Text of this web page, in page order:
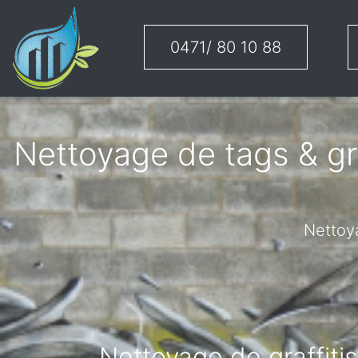
0471/ 80 10 88
Nettoyage de tags &